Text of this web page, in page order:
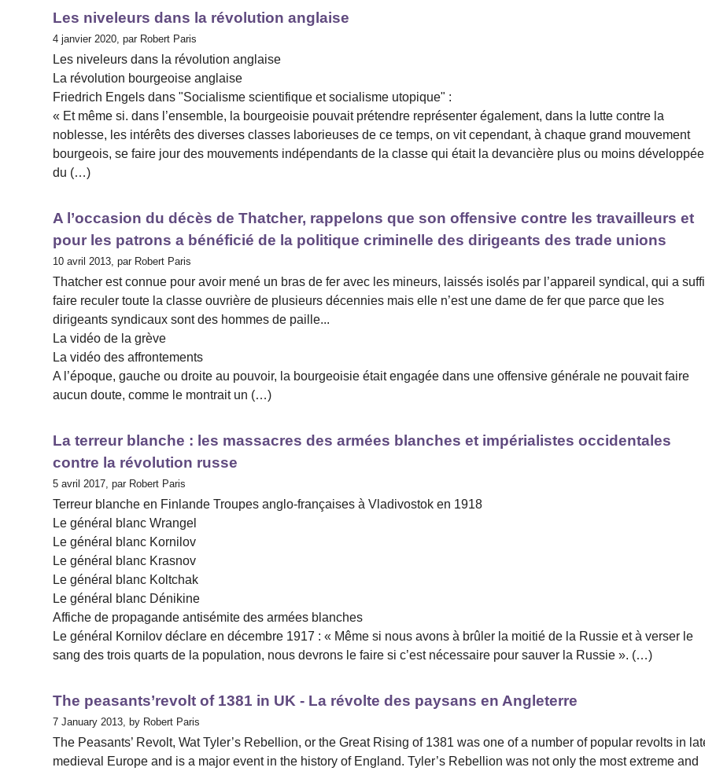
Les niveleurs dans la révolution anglaise
4 janvier 2020, par Robert Paris
Les niveleurs dans la révolution anglaise
La révolution bourgeoise anglaise
Friedrich Engels dans "Socialisme scientifique et socialisme utopique" :
« Et même si. dans l’ensemble, la bourgeoisie pouvait prétendre représenter également, dans la lutte contre la
noblesse, les intérêts des diverses classes laborieuses de ce temps, on vit cependant, à chaque grand mouvement
bourgeois, se faire jour des mouvements indépendants de la classe qui était la devancière plus ou moins développée
du (…)
A l’occasion du décès de Thatcher, rappelons que son offensive contre les travailleurs et
pour les patrons a bénéficié de la politique criminelle des dirigeants des trade unions
10 avril 2013, par Robert Paris
Thatcher est connue pour avoir mené un bras de fer avec les mineurs, laissés isolés par l’appareil syndical, qui a
faire reculer toute la classe ouvrière de plusieurs décennies mais elle n’est une dame de fer que parce que les
dirigeants syndicaux sont des hommes de paille...
La vidéo de la grève
La vidéo des affrontements
A l’époque, gauche ou droite au pouvoir, la bourgeoisie était engagée dans une offensive générale ne pouvait faire
aucun doute, comme le montrait un (…)
La terreur blanche : les massacres des armées blanches et impérialistes occidentales
contre la révolution russe
5 avril 2017, par Robert Paris
Terreur blanche en Finlande Troupes anglo-françaises à Vladivostok en 1918
Le général blanc Wrangel
Le général blanc Kornilov
Le général blanc Krasnov
Le général blanc Koltchak
Le général blanc Dénikine
Affiche de propagande antisémite des armées blanches
Le général Kornilov déclare en décembre 1917 : « Même si nous avons à brûler la moitié de la Russie et à verser le
sang des trois quarts de la population, nous devrons le faire si c’est nécessaire pour sauver la Russie ». (…)
The peasants’revolt of 1381 in UK - La révolte des paysans en Angleterre
7 January 2013, by Robert Paris
The Peasants’ Revolt, Wat Tyler’s Rebellion, or the Great Rising of 1381 was one of a number of popular revolts in
medieval Europe and is a major event in the history of England. Tyler’s Rebellion was not only the most extreme and